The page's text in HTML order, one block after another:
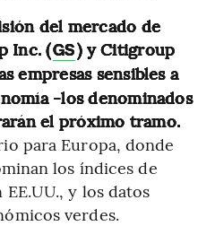
del mercado de
Inc. (GS) y Citigroup
empresas sensibles a
-los denominados
el próximo tramo.
para Europa, donde
los índices de
y los datos
verdes.